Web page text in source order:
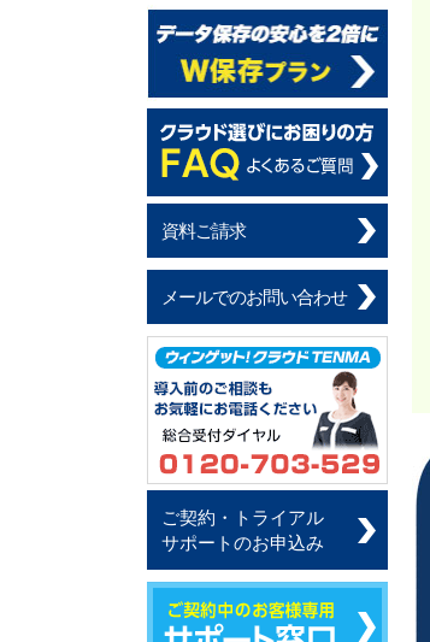
資料ご請求
メールでのお問い合わせ
ご契約・トライアル
サポートのお申込み